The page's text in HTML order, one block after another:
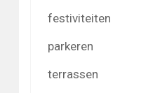
festiviteiten
parkeren
terrassen